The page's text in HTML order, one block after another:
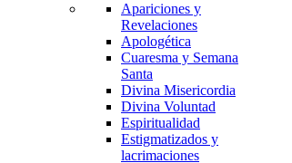
Apariciones y
Revelaciones
Apologética
Cuaresma y Semana
Santa
Divina Misericordia
Divina Voluntad
Espiritualidad
Estigmatizados y
lacrimaciones